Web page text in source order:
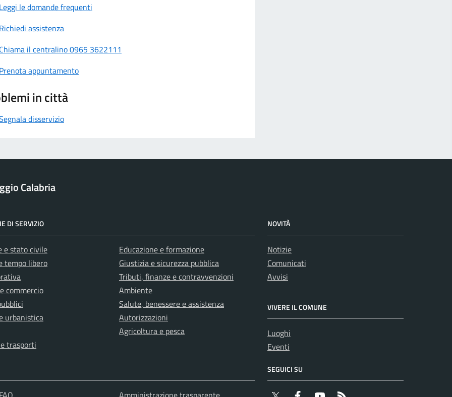
Leggi le domande frequenti
Richiedi assistenza
Chiama il centralino 0965 3622111
Prenota appuntamento
in città
disservizio
Calabria
DI SERVIZIO
e stato civile
tempo libero
commercio
urbanistica
trasporti
Educazione e formazione
Giustizia e sicurezza pubblica
Tributi, finanze e contravvenzioni
Ambiente
Salute, benessere e assistenza
Autorizzazioni
Agricoltura e pesca
NOVITÀ
Notizie
Comunicati
Avvisi
VIVERE IL COMUNE
Luoghi
Eventi
SEGUICI SU